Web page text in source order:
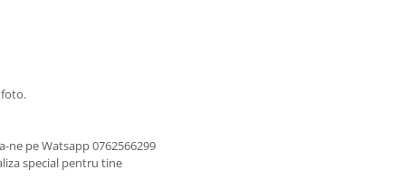
foto.
ne pe Watsapp 0762566299
special pentru tine